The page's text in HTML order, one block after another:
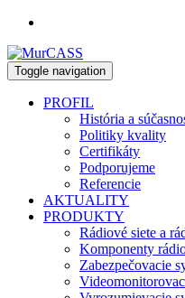
Toggle navigation
PROFIL
História a
Politiky kvality
Certifikáty
Podporujeme
Referencie
AKTUALITY
PRODUKTY
Rádiové siete a
Komponenty
Zabezpečovacie